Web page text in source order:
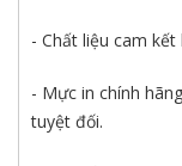
- Chất liệu cam
- Mực in chính
tuyệt đối.